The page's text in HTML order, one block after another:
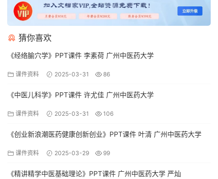
猜你喜欢
《经络腧穴学》PPT课件 李素荷 广州中医药大学
课件资料 2025-03-31 86
《中医儿科学》PPT课件 许尤佳 广州中医药大学
课件资料 2025-03-31 106
《创业新浪潮医药健康创新创业》PPT课件 叶清 广州中医药大学
课件资料 2025-03-29 99
《精讲精学中医基础理论》PPT课件 广州中医药大学 严灿